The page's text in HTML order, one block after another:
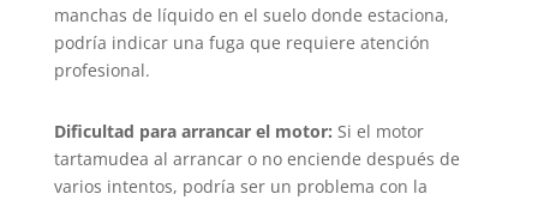
manchas de líquido en el suelo donde estaciona,
podría indicar una fuga que requiere atención
profesional.
Dificultad para arrancar el motor: Si el motor
tartamudea al arrancar o no enciende después de
varios intentos, podría ser un problema con la